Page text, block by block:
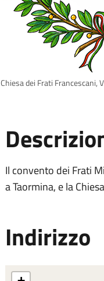
Chiesa dei Frati Francescani,
Il convento dei Frati
a Taormina, e la
Indirizzo